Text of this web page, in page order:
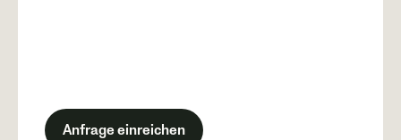
Anfrage einreichen